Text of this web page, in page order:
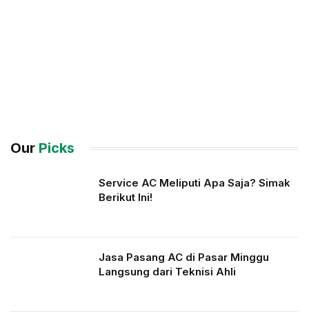
Our Picks
Service AC Meliputi Apa Saja? Simak
Berikut Ini!
Jasa Pasang AC di Pasar Minggu
Langsung dari Teknisi Ahli